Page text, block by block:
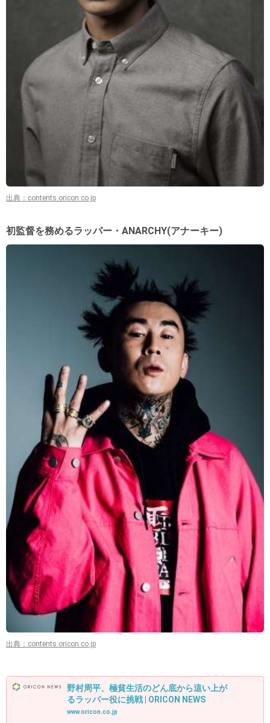
出典：contents.oricon.co.jp
初監督を務めるラッパー・ANARCHY(アナーキー)
出典：contents.oricon.co.jp
野村周平、極貧生活のどん底から這い上が
るラッパー役に挑戦 | ORICON NEWS
www.oricon.co.jp